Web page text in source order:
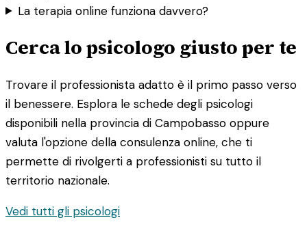
La terapia online funziona davvero?
Cerca lo psicologo giusto per te
Trovare il professionista adatto è il primo passo verso
il benessere. Esplora le schede degli psicologi
disponibili nella provincia di Campobasso oppure
valuta l'opzione della consulenza online, che ti
permette di rivolgerti a professionisti su tutto il
territorio nazionale.
Vedi tutti gli psicologi